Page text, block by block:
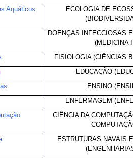
Aquáticos
ECOLOGIA DE
DOENÇAS INFECCIOSAS
(MEDICINA
FISIOLOGIA (CIÊNCIAS
EDUCAÇÃO
ENSINO
ENFERMAGEM
CIÊNCIA DA
ESTRUTURAS NAVAIS